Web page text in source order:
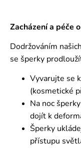
Zacházení a péče
Dodržováním
se šperky
Vyvarujte se
(kosmetické
Na noc
dojít k
Šperky
přístupu